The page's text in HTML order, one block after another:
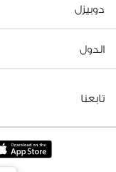
دوبيزل
الدول
تابعنا